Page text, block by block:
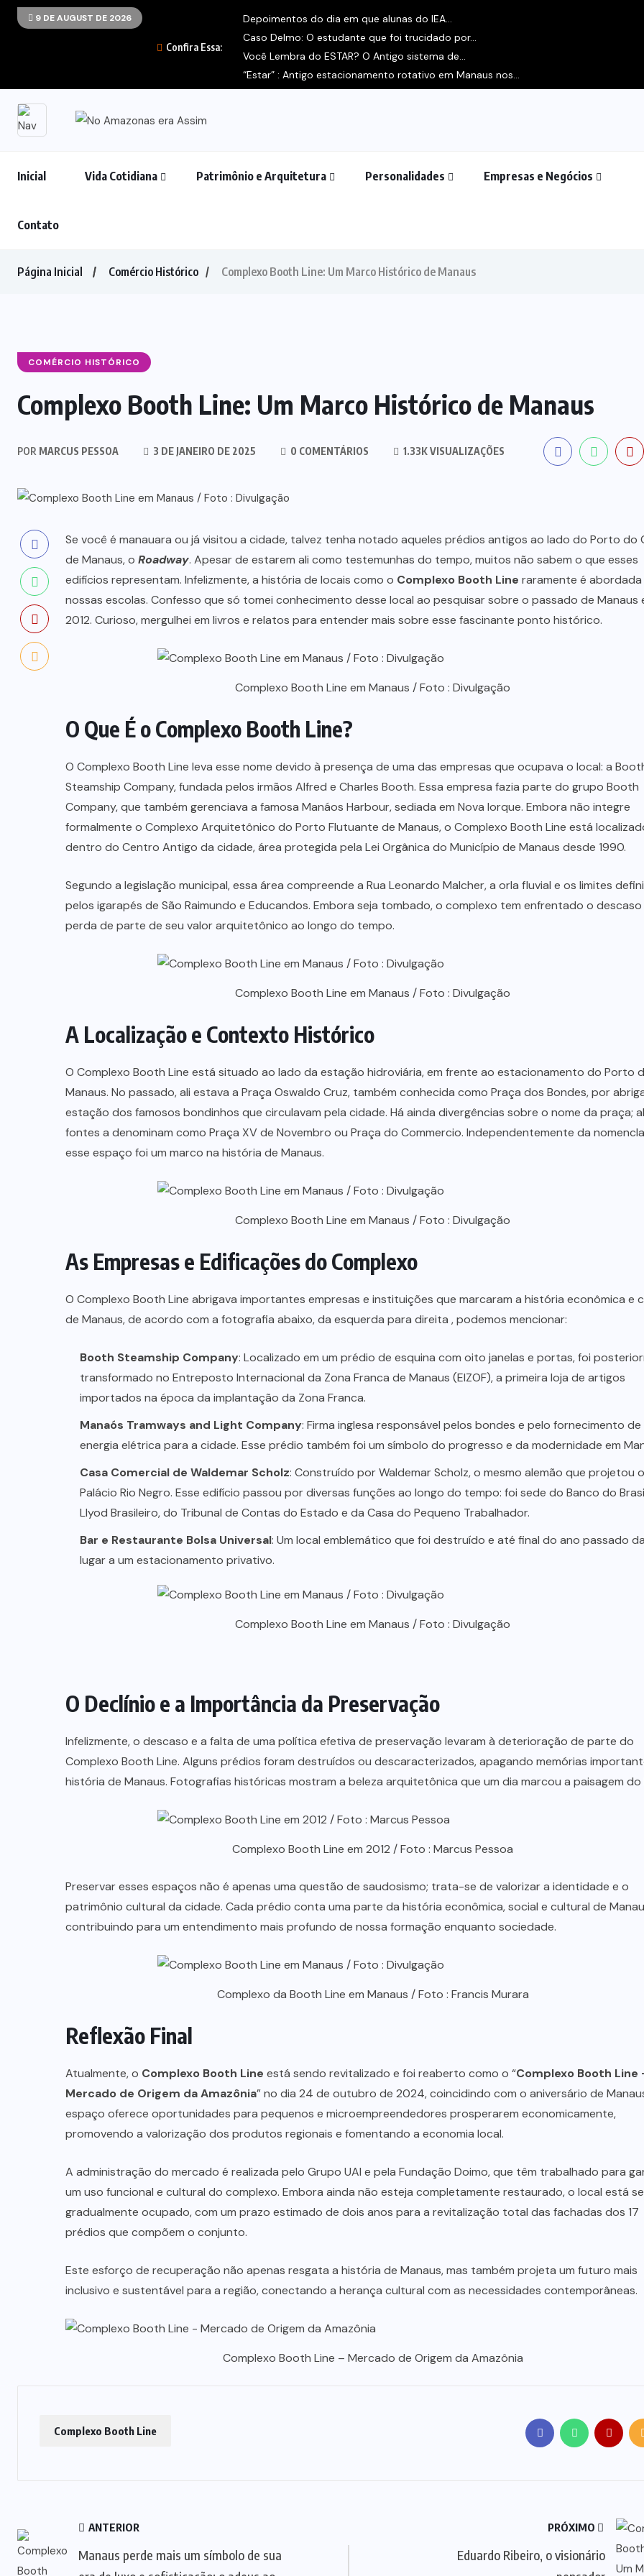
9 DE AUGUST DE 2026
Confira Essa:
Depoimentos do dia em que alunas do IEA...
Caso Delmo: O estudante que foi trucidado por...
Você Lembra do ESTAR? O Antigo sistema de...
“Estar” : Antigo estacionamento rotativo em Manaus nos...
Inicial Vida Cotidiana Patrimônio e Arquitetura Personalidades Empresas e Negócios
Contato
Página Inicial Comércio Histórico Complexo Booth Line: Um Marco Histórico de Manaus
COMÉRCIO HISTÓRICO
Complexo Booth Line: Um Marco Histórico de Manaus
POR MARCUS PESSOA 3 DE JANEIRO DE 2025 0 COMENTÁRIOS 1.33K VISUALIZAÇÕES
Se você é manauara ou já visitou a cidade, talvez tenha notado aqueles prédios antigos ao lado do Porto do
de Manaus, o Roadway. Apesar de estarem ali como testemunhas do tempo, muitos não sabem o que esses
edifícios representam. Infelizmente, a história de locais como o Complexo Booth Line raramente é abordada
nossas escolas. Confesso que só tomei conhecimento desse local ao pesquisar sobre o passado de Manaus
2012. Curioso, mergulhei em livros e relatos para entender mais sobre esse fascinante ponto histórico.
Complexo Booth Line em Manaus / Foto : Divulgação
O Que É o Complexo Booth Line?
O Complexo Booth Line leva esse nome devido à presença de uma das empresas que ocupava o local: a
Steamship Company, fundada pelos irmãos Alfred e Charles Booth. Essa empresa fazia parte do grupo Booth
Company, que também gerenciava a famosa Manáos Harbour, sediada em Nova Iorque. Embora não integre
formalmente o Complexo Arquitetônico do Porto Flutuante de Manaus, o Complexo Booth Line está
dentro do Centro Antigo da cidade, área protegida pela Lei Orgânica do Município de Manaus desde 1990.
Segundo a legislação municipal, essa área compreende a Rua Leonardo Malcher, a orla fluvial e os limites
pelos igarapés de São Raimundo e Educandos. Embora seja tombado, o complexo tem enfrentado o descaso
perda de parte de seu valor arquitetônico ao longo do tempo.
Complexo Booth Line em Manaus / Foto : Divulgação
A Localização e Contexto Histórico
O Complexo Booth Line está situado ao lado da estação hidroviária, em frente ao estacionamento do Porto
Manaus. No passado, ali estava a Praça Oswaldo Cruz, também conhecida como Praça dos Bondes, por
estação dos famosos bondinhos que circulavam pela cidade. Há ainda divergências sobre o nome da praça;
fontes a denominam como Praça XV de Novembro ou Praça do Commercio. Independentemente da
esse espaço foi um marco na história de Manaus.
Complexo Booth Line em Manaus / Foto : Divulgação
As Empresas e Edificações do Complexo
O Complexo Booth Line abrigava importantes empresas e instituições que marcaram a história econômica e
de Manaus, de acordo com a fotografia abaixo, da esquerda para direita , podemos mencionar:
Booth Steamship Company: Localizado em um prédio de esquina com oito janelas e portas, foi
transformado no Entreposto Internacional da Zona Franca de Manaus (EIZOF), a primeira loja de artigos
importados na época da implantação da Zona Franca.
Manaós Tramways and Light Company: Firma inglesa responsável pelos bondes e pelo fornecimento de
energia elétrica para a cidade. Esse prédio também foi um símbolo do progresso e da modernidade em
Casa Comercial de Waldemar Scholz: Construído por Waldemar Scholz, o mesmo alemão que projetou o
Palácio Rio Negro. Esse edifício passou por diversas funções ao longo do tempo: foi sede do Banco do
Llyod Brasileiro, do Tribunal de Contas do Estado e da Casa do Pequeno Trabalhador.
Bar e Restaurante Bolsa Universal: Um local emblemático que foi destruído e até final do ano passado
lugar a um estacionamento privativo.
Complexo Booth Line em Manaus / Foto : Divulgação
O Declínio e a Importância da Preservação
Infelizmente, o descaso e a falta de uma política efetiva de preservação levaram à deterioração de parte do
Complexo Booth Line. Alguns prédios foram destruídos ou descaracterizados, apagando memórias
história de Manaus. Fotografias históricas mostram a beleza arquitetônica que um dia marcou a paisagem do
Complexo Booth Line em 2012 / Foto : Marcus Pessoa
Preservar esses espaços não é apenas uma questão de saudosismo; trata-se de valorizar a identidade e o
patrimônio cultural da cidade. Cada prédio conta uma parte da história econômica, social e cultural de
contribuindo para um entendimento mais profundo de nossa formação enquanto sociedade.
Complexo da Booth Line em Manaus / Foto : Francis Murara
Reflexão Final
Atualmente, o Complexo Booth Line está sendo revitalizado e foi reaberto como o “Complexo Booth Line
Mercado de Origem da Amazônia” no dia 24 de outubro de 2024, coincidindo com o aniversário de
espaço oferece oportunidades para pequenos e microempreendedores prosperarem economicamente,
promovendo a valorização dos produtos regionais e fomentando a economia local.
A administração do mercado é realizada pelo Grupo UAI e pela Fundação Doimo, que têm trabalhado para
um uso funcional e cultural do complexo. Embora ainda não esteja completamente restaurado, o local está
gradualmente ocupado, com um prazo estimado de dois anos para a revitalização total das fachadas dos 17
prédios que compõem o conjunto.
Este esforço de recuperação não apenas resgata a história de Manaus, mas também projeta um futuro mais
inclusivo e sustentável para a região, conectando a herança cultural com as necessidades contemporâneas.
Complexo Booth Line – Mercado de Origem da Amazônia
Complexo Booth Line
ANTERIOR
Manaus perde mais um símbolo de sua
PRÓXIMO
Eduardo Ribeiro, o visionário